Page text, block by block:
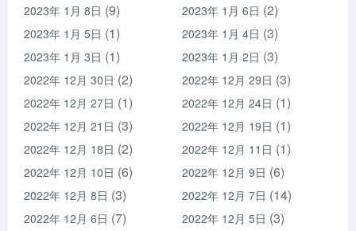
2023年 1月 8日 (9) 2023年 1月 6日 (2)
2023年 1月 5日 (1) 2023年 1月 4日 (3)
2023年 1月 3日 (1) 2023年 1月 2日 (3)
2022年 12月 30日 (2) 2022年 12月 29日 (3)
2022年 12月 27日 (1) 2022年 12月 24日 (1)
2022年 12月 21日 (3) 2022年 12月 19日 (1)
2022年 12月 18日 (2) 2022年 12月 11日 (1)
2022年 12月 10日 (6) 2022年 12月 9日 (6)
2022年 12月 8日 (3) 2022年 12月 7日 (14)
2022年 12月 6日 (7) 2022年 12月 5日 (3)